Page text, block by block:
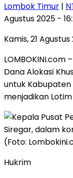
Lombok Timur |
Agustus 2025 -
Kamis, 21
Dana Alokasi
untuk Kabupaten
menjadikan
Hukrim